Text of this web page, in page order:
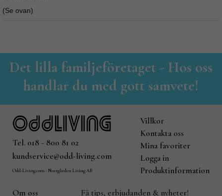
(Se ovan)
Det lilla familjeföretaget - Hos oss
handlar du med gott samvete!
Tel. 018 - 800 81 02
kundservice@odd-living.com
Odd-Living.com - Norrgården Living AB
Villkor
Kontakta oss
Mina favoriter
Logga in
Produktinformation
Om oss Få tips, erbjudanden & nyheter!